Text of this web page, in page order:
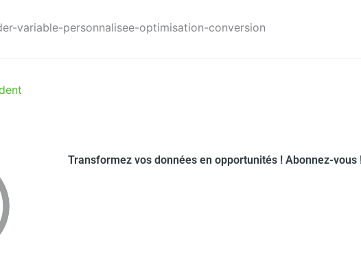
variable-personnalisee-optimisation-conversion
Transformez vos données en opportunités ! Abonnez-vous